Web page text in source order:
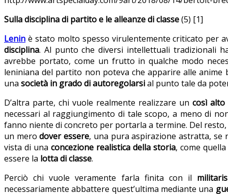
Sulla disciplina di partito e le alleanze di classe(5) [1]
Lenin è stato molto spesso virulentemente criticato per
disciplina. Al punto che diversi intellettuali tradizionali
avrebbe portato, come un frutto in qualche modo
leniniana del partito non poteva che apparire alle
una società in grado di autoregolarsial punto tale da
D’altra parte, chi vuole realmente realizzare un così alto
necessari al raggiungimento di tale scopo, a meno di
fanno niente di concreto per portarla a termine. Del
un merodover essere, una pura aspirazione astratta, se
vista di una concezione realistica della storia, come
essere la lotta di classe.
Perciò chi vuole veramente farla finita con il
necessariamente abbattere quest’ultima mediante una